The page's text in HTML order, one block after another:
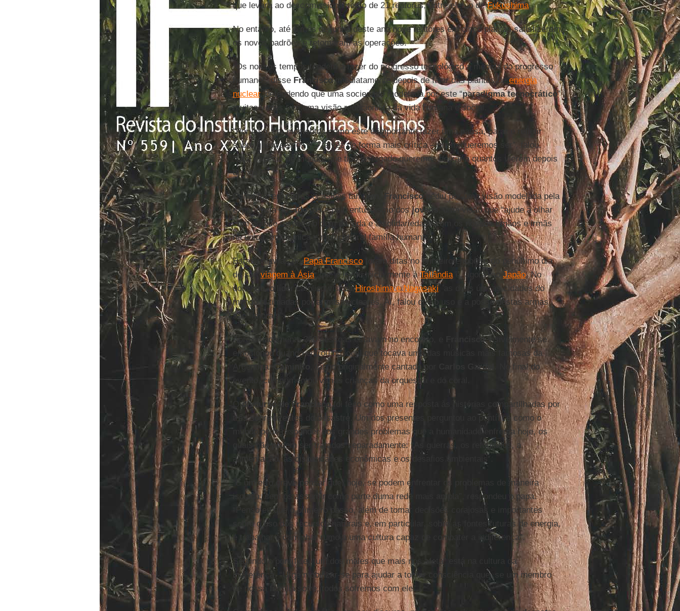
que levará ao descomissionamento de 21 reatores, entre eles o deFukushima.
No entanto, até o mês de junho deste ano nove reatores em cinco plantas satisfizeram
os novos padrões e retomaram as operações.
“Os nossos tempos tendem a fazer do progresso tecnológico a medida do progresso
humano”, disse Franciscoimediatamente depois de falar das plantas deenergia
nuclear, defendendo que uma sociedade modelada por este “paradigma tecnocrático”
muitas vezes tem uma visão reducionista da vida humana e social.
“Por isso, em momentos como este é importante fazer uma pausa, parar e refletir
sobre quem somos e – talvez de forma mais crítica – quem queremos ser”, falou.
“Que espécie de mundo, que tipo de legado queremos deixar a quantos vierem depois
de nós?”
Como fez em outras ocasiões também, Francisco pediu por uma visão modelada pela
experiência dosidosose pelo entusiasmo dosjovens
, uma visão que “ajude a olhar
com grande respeito o dom da vida e a solidariedade com os nossos irmãos e irmãs
na única, multiétnica e multicultural família humana”.
Estas palavras doPapa Franciscoforam ditas no primeiro encontro do penúltimo dia
de sua viagem à Ásia, que o levou inicialmente àTailândiae, agora, ao Japão. No
domingo, o líder católico visitou Hiroshima e Nagasaki, as duas únicas cidades do
mundo dizimadas por armas nucleares. Aí, falou que o uso e a posse destas armas
são “imorais”.
Aproximadamente 300 pessoas estavam no encontro, e Franciscovisivelmente se
emocionou quando entrou no local que tocava uma das músicas mais famosas da
Argentina, Caminito , tango originalmente cantado por Carlos Gardel
. No final do
evento, cumprimentou várias crianças da orquestra e do coral.
Odiscurso de Franciscofoi feito como uma resposta às histórias compartilhadas por
três sobreviventes do desastre. Um dos presentes perguntou ao pontífice como o
mundo pode responder aos grandes problemas que a humanidade enfrenta hoje, os
quais não podem ser tratados separadamente: “As guerras, os refugiados, a
alimentação, as disparidades econômicas e os desafios ambientais”.
“É um erro grave pensar que, hoje, se podem enfrentar os problemas de maneira
isolada, sem os assumir como parte duma rede mais ampla”, respondeu o papa.
“Penso eu que o primeiro passo, além de tomar decisões corajosas e importantes
sobre o uso dos recursos naturais e, em particular, sobre as fontes futuras de energia,
é trabalhar e caminhar rumo a uma cultura capaz de combater a indiferença”.
Segundo o pontífice, “um dos males que mais nos afeta” está na cultura da
indiferença. “Urge mobilizar-se para ajudar a tomar consciência que, se um membro
de nossa família sofre, todos sofremos com ele”.